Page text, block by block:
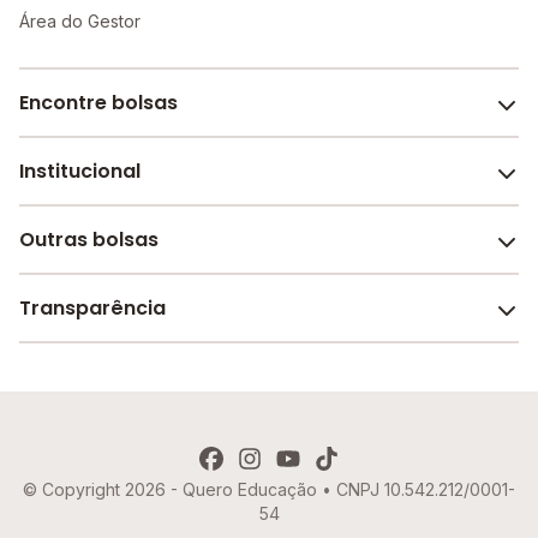
Área do Gestor
Encontre bolsas
Melhores escolas de São Paulo
Escolas por cidade e bairro
Institucional
Sobre o Melhor Escola
Revista Melhor Escola
Outras bolsas
Faculdades e universidades
Transparência
Política de Cookies
© Copyright 2026 - Quero Educação • CNPJ 10.542.212/0001-
54